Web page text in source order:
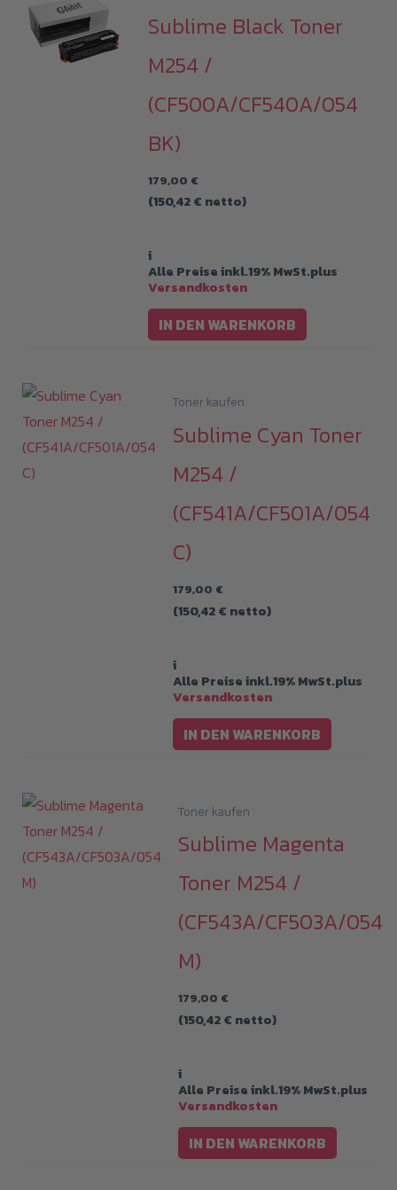
Sublime Black Toner
M254 /
(CF500A/CF540A/054
BK)
179,00 €
(150,42€ netto)
i
Alle Preise inkl.19% MwSt.plus
Versandkosten
IN DEN WARENKORB
Toner kaufen
Sublime Cyan Toner
M254 /
(CF541A/CF501A/054
C)
179,00 €
(150,42€ netto)
i
Alle Preise inkl.19% MwSt.plus
Versandkosten
IN DEN WARENKORB
Toner kaufen
Sublime Magenta
Toner M254 /
(CF543A/CF503A/054
M)
179,00 €
(150,42€ netto)
i
Alle Preise inkl.19% MwSt.plus
Versandkosten
IN DEN WARENKORB